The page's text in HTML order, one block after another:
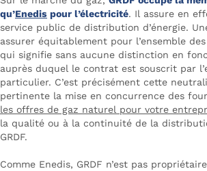
qu’Enedis pour l’électricité. Il assure en
service public de distribution d’énergie.
assurer équitablement pour l’ensemble
qui signifie sans aucune distinction en
auprès duquel le contrat est souscrit par
particulier. C’est précisément cette
pertinente la mise en concurrence des
les offres de gaz naturel pour votre
la qualité ou à la continuité de la
GRDF.
Comme Enedis, GRDF n’est pas